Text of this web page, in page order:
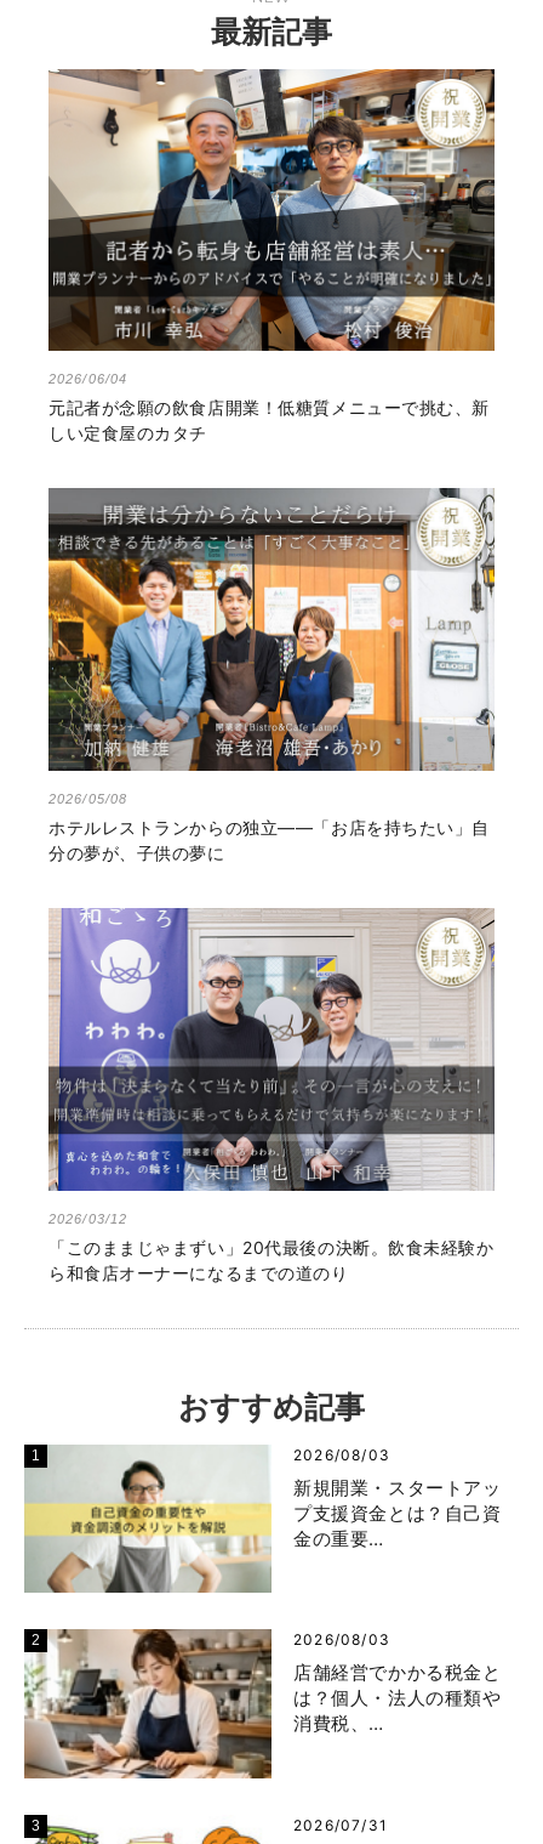
最新記事
2026/06/04
元記者が念願の飲食店開業！低糖質メニューで挑む、新
しい定食屋のカタチ
2026/05/08
ホテルレストランからの独立――「お店を持ちたい」自
分の夢が、子供の夢に
2026/03/12
「このままじゃまずい」20代最後の決断。飲食未経験か
ら和食店オーナーになるまでの道のり
おすすめ記事
2026/08/03
新規開業・スタートアッ
プ支援資金とは？自己資
金の重要…
2026/08/03
店舗経営でかかる税金と
は？個人・法人の種類や
消費税、…
2026/07/31